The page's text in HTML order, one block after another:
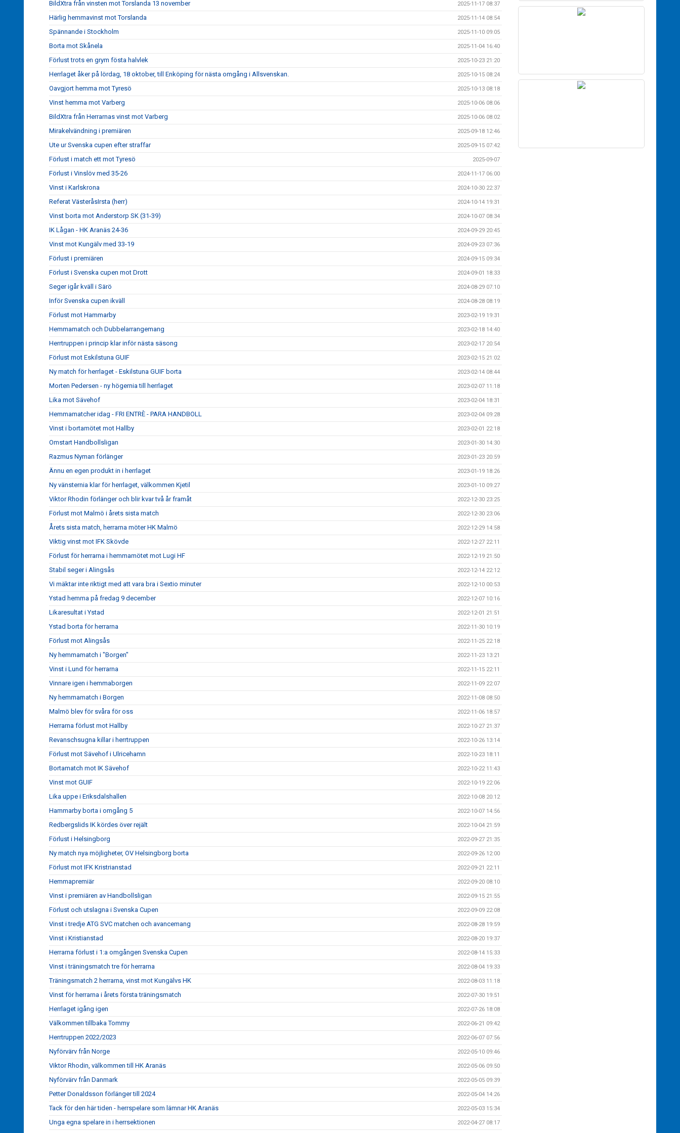
BildXtra från vinsten mot Torslanda 13 november 2025-11-17 08:37
Härlig hemmavinst mot Torslanda 2025-11-14 08:54
Spännande i Stockholm 2025-11-10 09:05
Borta mot Skånela 2025-11-04 16:40
Förlust trots en grym fösta halvlek 2025-10-23 21:20
Herrlaget åker på lördag, 18 oktober, till Enköping för nästa omgång i Allsvenskan. 2025-10-15 08:24
Oavgjort hemma mot Tyresö 2025-10-13 08:18
Vinst hemma mot Varberg 2025-10-06 08:06
BildXtra från Herrarnas vinst mot Varberg 2025-10-06 08:02
Mirakelvändning i premiären 2025-09-18 12:46
Ute ur Svenska cupen efter straffar 2025-09-15 07:42
Förlust i match ett mot Tyresö 2025-09-07
Förlust i Vinslöv med 35-26 2024-11-17 06:00
Vinst i Karlskrona 2024-10-30 22:37
Referat VästeråsIrsta (herr) 2024-10-14 19:31
Vinst borta mot Anderstorp SK (31-39) 2024-10-07 08:34
IK Lågan - HK Aranäs 24-36 2024-09-29 20:45
Vinst mot Kungälv med 33-19 2024-09-23 07:36
Förlust i premiären 2024-09-15 09:34
Förlust i Svenska cupen mot Drott 2024-09-01 18:33
Seger igår kväll i Särö 2024-08-29 07:10
Inför Svenska cupen ikväll 2024-08-28 08:19
Förlust mot Hammarby 2023-02-19 19:31
Hemmamatch och Dubbelarrangemang 2023-02-18 14:40
Herrtruppen i princip klar inför nästa säsong 2023-02-17 20:54
Förlust mot Eskilstuna GUIF 2023-02-15 21:02
Ny match för herrlaget - Eskilstuna GUIF borta 2023-02-14 08:44
Morten Pedersen - ny högernia till herrlaget 2023-02-07 11:18
Lika mot Sävehof 2023-02-04 18:31
Hemmamatcher idag - FRI ENTRÈ - PARA HANDBOLL 2023-02-04 09:28
Vinst i bortamötet mot Hallby 2023-02-01 22:18
Omstart Handbollsligan 2023-01-30 14:30
Razmus Nyman förlänger 2023-01-23 20:59
Ännu en egen produkt in i herrlaget 2023-01-19 18:26
Ny vänsternia klar för herrlaget, välkommen Kjetil 2023-01-10 09:27
Viktor Rhodin förlänger och blir kvar två år framåt 2022-12-30 23:25
Förlust mot Malmö i årets sista match 2022-12-30 23:06
Årets sista match, herrarna möter HK Malmö 2022-12-29 14:58
Viktig vinst mot IFK Skövde 2022-12-27 22:11
Förlust för herrarna i hemmamötet mot Lugi HF 2022-12-19 21:50
Stabil seger i Alingsås 2022-12-14 22:12
Vi mäktar inte riktigt med att vara bra i Sextio minuter 2022-12-10 00:53
Ystad hemma på fredag 9 december 2022-12-07 10:16
Likaresultat i Ystad 2022-12-01 21:51
Ystad borta för herrarna 2022-11-30 10:19
Förlust mot Alingsås 2022-11-25 22:18
Ny hemmamatch i "Borgen" 2022-11-23 13:21
Vinst i Lund för herrarna 2022-11-15 22:11
Vinnare igen i hemmaborgen 2022-11-09 22:07
Ny hemmamatch i Borgen 2022-11-08 08:50
Malmö blev för svåra för oss 2022-11-06 18:57
Herrarna förlust mot Hallby 2022-10-27 21:37
Revanschsugna killar i herrtruppen 2022-10-26 13:14
Förlust mot Sävehof i Ulricehamn 2022-10-23 18:11
Bortamatch mot IK Sävehof 2022-10-22 11:43
Vinst mot GUIF 2022-10-19 22:06
Lika uppe i Eriksdalshallen 2022-10-08 20:12
Hammarby borta i omgång 5 2022-10-07 14:56
Redbergslids IK kördes över rejält 2022-10-04 21:59
Förlust i Helsingborg 2022-09-27 21:35
Ny match nya möjligheter, OV Helsingborg borta 2022-09-26 12:00
Förlust mot IFK Kristrianstad 2022-09-21 22:11
Hemmapremiär 2022-09-20 08:10
Vinst i premiären av Handbollsligan 2022-09-15 21:55
Förlust och utslagna i Svenska Cupen 2022-09-09 22:08
Vinst i tredje ATG SVC matchen och avancemang 2022-08-28 19:59
Vinst i Kristianstad 2022-08-20 19:37
Herrarna förlust i 1:a omgången Svenska Cupen 2022-08-14 15:33
Vinst i träningsmatch tre för herrarna 2022-08-04 19:33
Träningsmatch 2 herrarna, vinst mot Kungälvs HK 2022-08-03 11:18
Vinst för herrarna i årets första träningsmatch 2022-07-30 19:51
Herrlaget igång igen 2022-07-26 18:08
Välkommen tillbaka Tommy 2022-06-21 09:42
Herrtruppen 2022/2023 2022-06-07 07:56
Nyförvärv från Norge 2022-05-10 09:46
Viktor Rhodin, välkommen till HK Aranäs 2022-05-06 09:50
Nyförvärv från Danmark 2022-05-05 09:39
Petter Donaldsson förlänger till 2024 2022-05-04 14:26
Tack för den här tiden - herrspelare som lämnar HK Aranäs 2022-05-03 15:34
Unga egna spelare in i herrsektionen 2022-04-27 08:17